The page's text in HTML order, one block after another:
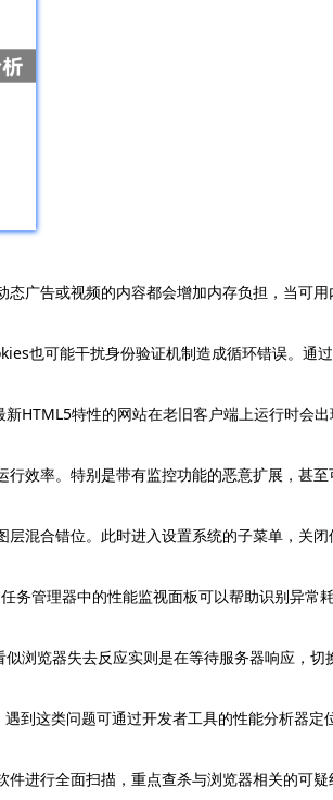
广告或视频的内容都会增加内存负担，当可
也可能干扰身份验证机制造成循环错误。通
HTML5特性的网站在老旧客户端上运行时会
效率。特别是带有监控功能的恶意扩展，甚至
混合错位。此时进入设置系统的子菜单，关
务管理器中的性能监视面板可以帮助识别异常
浏览器失去反应实则是在等待服务器响应，切
到这类问题可通过开发者工具的性能分析器定
进行全面扫描，重点查杀与浏览器相关的可